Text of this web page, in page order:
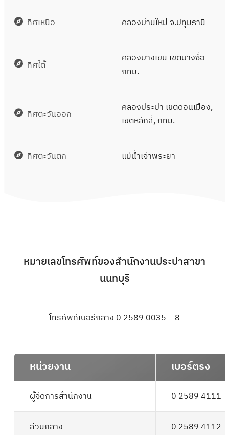
ทิศเหนือ คลองบ้านใหม่ จ.ปทุมธานี
ทิศใต้
คลองบางเขน เขตบางซื่อ
กทม.
ทิศตะวันออก
คลองประปา เขตดอนเมือง,
เขตหลักสี่, กทม.
ทิศตะวันตก แม่น้ำเจ้าพระยา
หมายเลขโทรศัพท์ของสำนักงานประปาสาขา
นนทบุรี
โทรศัพท์เบอร์กลาง 0 2589 0035– 8
หน่วยงาน เบอร์ตรง
ผู้จัดการสำนักงาน 0 2589 4111
ส่วนกลาง 0 2589 4112